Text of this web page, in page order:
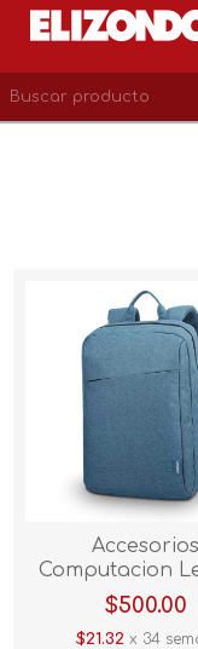
Accesorios
Computacion
Mochila B210
Laptop 15.6
$500.00
$21.32 x 34